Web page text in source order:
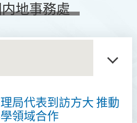
地事務處
局代表到訪方大 推動
領域合作
關於國際與中國内地事務處